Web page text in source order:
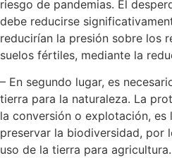
riesgo de pandemias. El
debe reducirse
reducirían la presión sobre los
suelos fértiles, mediante la
– En segundo lugar, es
tierra para la naturaleza. La
la conversión o explotación,
preservar la biodiversidad, por
uso de la tierra para